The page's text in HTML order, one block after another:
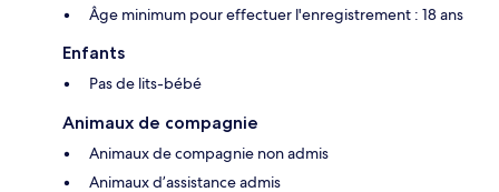
Âge minimum pour effectuer l'enregistrement : 18 ans
Enfants
Pas de lits-bébé
Animaux de compagnie
Animaux de compagnie non admis
Animaux d’assistance admis